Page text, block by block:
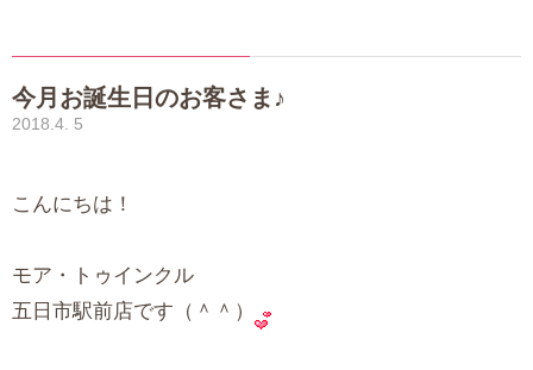
今月お誕生日のお客さま♪
2018.4. 5
こんにちは！
モア・トゥインクル
五日市駅前店です（＾＾）